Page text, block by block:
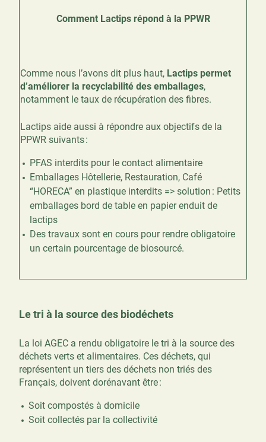
Comment Lactips répond à la PPWR
Comme nous l’avons dit plus haut, Lactips permet
d’améliorer la recyclabilité des emballages,
notamment le taux de récupération des fibres.
Lactips aide aussi à répondre aux objectifs de la
PPWR suivants :
PFAS interdits pour le contact alimentaire
Emballages Hôtellerie, Restauration, Café
“HORECA” en plastique interdits => solution : Petits
emballages bord de table en papier enduit de
lactips
Des travaux sont en cours pour rendre obligatoire
un certain pourcentage de biosourcé.
Le tri à la source des biodéchets
La loi AGEC a rendu obligatoire le tri à la source des
déchets verts et alimentaires. Ces déchets, qui
représentent un tiers des déchets non triés des
Français, doivent dorénavant être :
Soit compostés à domicile
Soit collectés par la collectivité